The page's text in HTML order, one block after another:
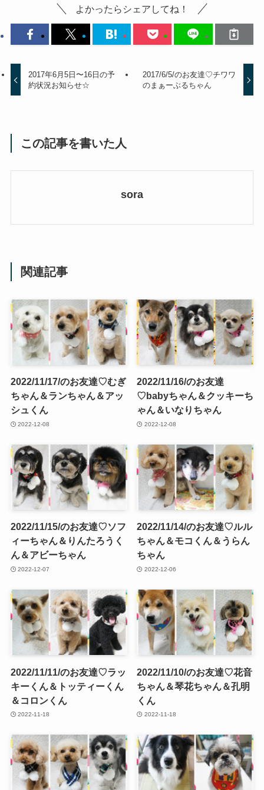
よかったらシェアしてね！
2017年6月5日〜16日の予
約状況お知らせ☆
2017/6/5/のお友達♡チワワ
のまぁーぶるちゃん
この記事を書いた人
sora
関連記事
2022/11/17/のお友達♡むぎ
ちゃん＆ランちゃん＆アッ
シュくん
2022-12-08
2022/11/16/のお友達
♡babyちゃん＆クッキーち
ゃん＆いなりちゃん
2022-12-08
2022/11/15/のお友達♡ソフ
ィーちゃん＆りんたろうく
ん＆アビーちゃん
2022-12-07
2022/11/14/のお友達♡ルル
ちゃん＆モコくん＆うらん
ちゃん
2022-12-06
2022/11/11/のお友達♡ラッ
キーくん＆トッティーくん
＆コロンくん
2022-11-18
2022/11/10/のお友達♡花音
ちゃん＆琴花ちゃん＆孔明
くん
2022-11-18